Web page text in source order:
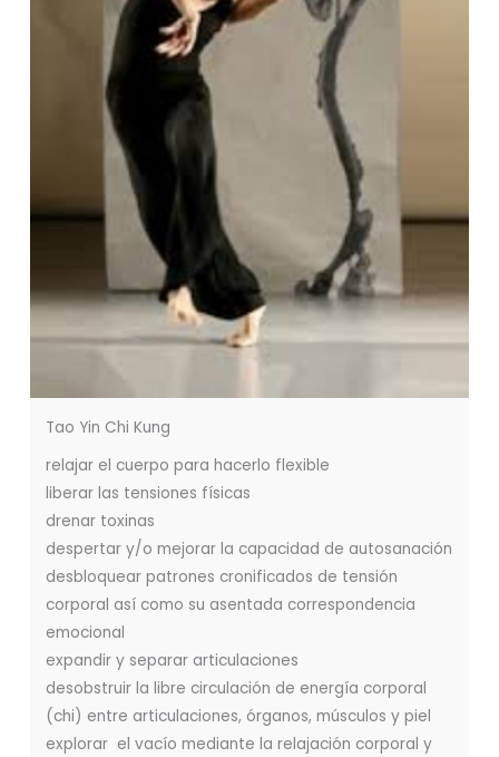
Tao Yin Chi Kung
relajar el cuerpo para hacerlo flexible
liberar las tensiones físicas
drenar toxinas
despertar y/o mejorar la capacidad de autosanación
desbloquear patrones cronificados de tensión
corporal así como su asentada correspondencia
emocional
expandir y separar articulaciones
desobstruir la libre circulación de energía corporal
(chi) entre articulaciones, órganos, músculos y piel
explorar el vacío mediante la relajación corporal y